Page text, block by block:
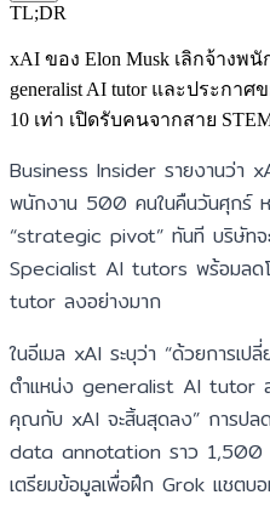
TL;DR
xAI ของ Elon Musk เลิกจ้างพ
generalist AI tutor และประกาศ
10 เท่า เปิดรับคนจากสาย
Business Insider รายงานว่า
พนักงาน 500 คนในคืนวันศุกร์ ห
“strategic pivot” ทันที บริษัทจ
Specialist AI tutors พร้อมล
tutor ลงอย่างมาก
ในอีเมล xAI ระบุว่า “ด้วยการเป
ตำแหน่ง generalist AI tutor
คุณกับ xAI จะสิ้นสุดลง” การปล
data annotation ราว 1,500
เตรียมข้อมูลเพื่อฝึก Grok แชตบ